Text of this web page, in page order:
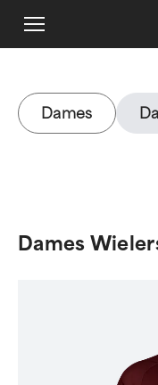
Dames
Dames